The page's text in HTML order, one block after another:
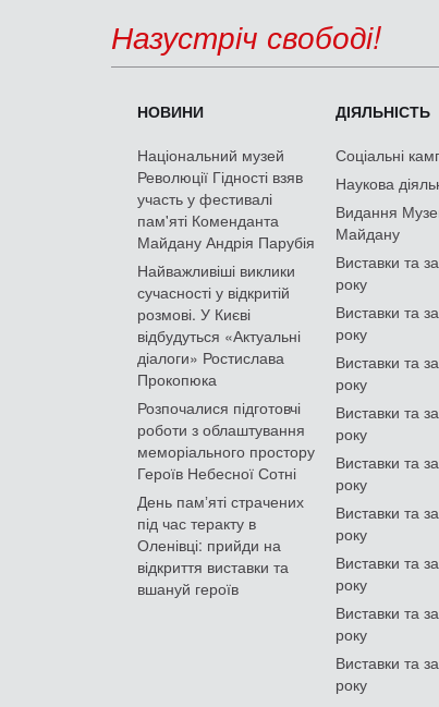
Назустріч свободі!
НОВИНИ
Національний музей
Революції Гідності взяв
участь у фестивалі
пам'яті Коменданта
Майдану Андрія Парубія
Найважливіші виклики
сучасності у відкритій
розмові. У Києві
відбудуться «Актуальні
діалоги» Ростислава
Прокопюка
Розпочалися підготовчі
роботи з облаштування
меморіального простору
Героїв Небесної Сотні
День памʼяті страчених
під час теракту в
Оленівці: прийди на
відкриття виставки та
вшануй героїв
ДІЯЛЬНІСТЬ
Соціальні
Наукова
Видання
Майдану
Виставки та
року
Виставки та
року
Виставки та
року
Виставки та
року
Виставки та
року
Виставки та
року
Виставки та
року
Виставки та
року
Виставки та
року